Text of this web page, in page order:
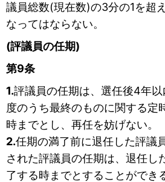
議員総数(現在数)の3分の1を超
なってはならない。
(評議員の任期)
第9条
1.評議員の任期は、選任後4年
度のうち最終のものに関する定
時までとし、再任を妨げない。
2.任期の満了前に退任した評議
された評議員の任期は、退任し
了する時までとすることができ